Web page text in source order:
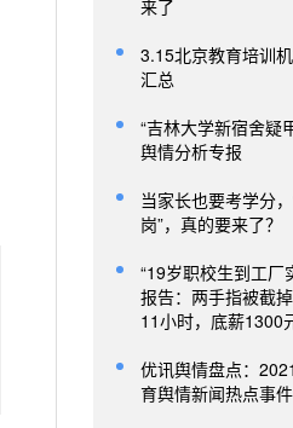
来了
3.15北京教育培训
汇总
“吉林大学新宿舍疑
舆情分析专报
当家长也要考学分
岗”，真的要来了？
“19岁职校生到工厂
报告：两手指被截
11小时，底薪
优讯舆情盘点：
育舆情新闻热点事